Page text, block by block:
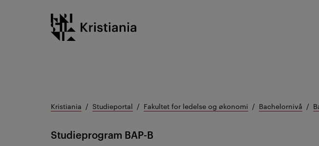
Kristiania logo
Kristiania Studieportal Fakultet for ledelse og økonomi Bachelornivå
Studieprogram BAP-B